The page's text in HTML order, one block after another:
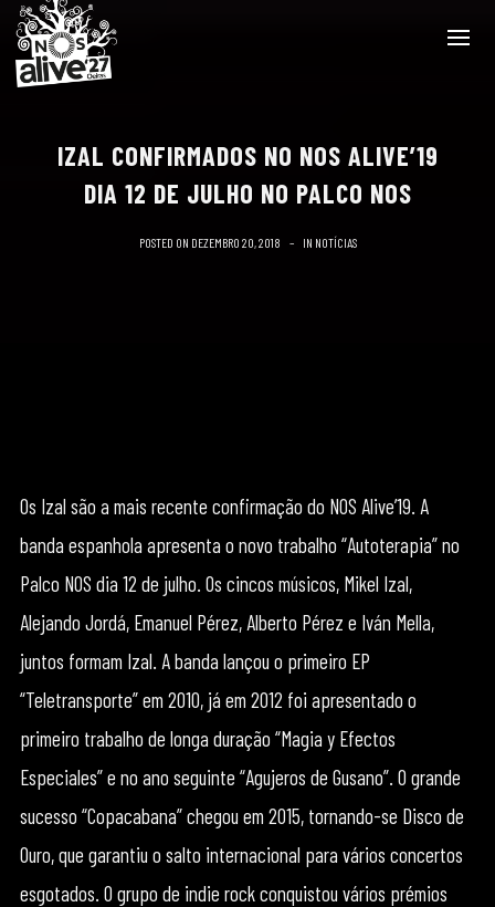
IZAL CONFIRMADOS NO NOS ALIVE’19
DIA 12 DE JULHO NO PALCO NOS
POSTED ON DEZEMBRO 20, 2018 IN NOTÍCIAS
Os Izal são a mais recente confirmação do NOS Alive’19. A
banda espanhola apresenta o novo trabalho “Autoterapia” no
Palco NOS dia 12 de julho. Os cincos músicos, Mikel Izal,
Alejando Jordá, Emanuel Pérez, Alberto Pérez e Iván Mella,
juntos formam Izal. A banda lançou o primeiro EP
“Teletransporte” em 2010, já em 2012 foi apresentado o
primeiro trabalho de longa duração “Magia y Efectos
Especiales” e no ano seguinte “Agujeros de Gusano”. O grande
sucesso “Copacabana” chegou em 2015, tornando-se Disco de
Ouro, que garantiu o salto internacional para vários concertos
esgotados. O grupo de indie rock conquistou vários prémios